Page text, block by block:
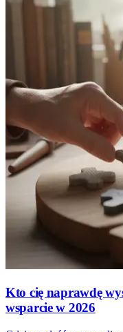
Kto cię naprawdę
wsparcie w 2026